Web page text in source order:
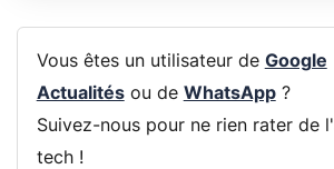
Vous êtes un utilisateur de Google
Actualitésou de WhatsApp?
Suivez-nous pour ne rien rater de
tech !